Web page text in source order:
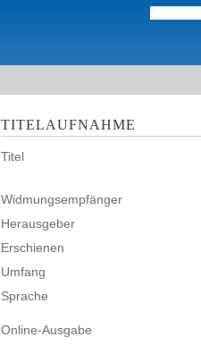
TITELAUFNAHME
Titel
Widmungsempfänger
Herausgeber
Erschienen
Umfang
Sprache
Online-Ausgabe